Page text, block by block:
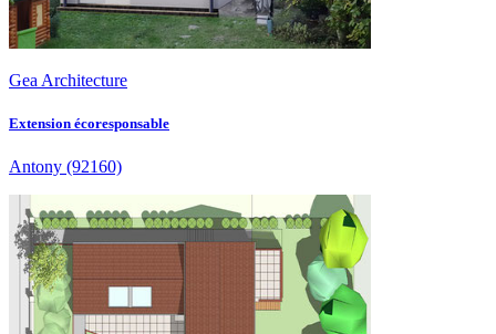
Gea Architecture
Extension écoresponsable
Antony (92160)